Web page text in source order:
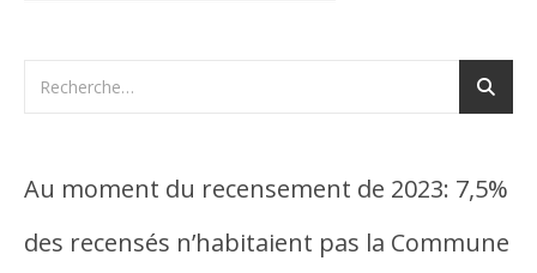
Au moment du recensement de 2023: 7,5%
des recensés n’habitaient pas la Commune